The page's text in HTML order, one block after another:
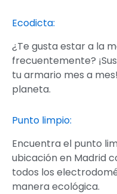
Ecodicta:
¿Te gusta estar a la
frecuentemente?
tu armario mes a
planeta.
Punto limpio:
Encuentra el punto
ubicación en Madrid
todos los
manera ecológica.